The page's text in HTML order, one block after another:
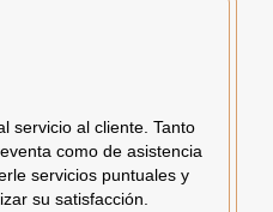
servicio al cliente. Tanto
como de asistencia
servicios puntuales y
su satisfacción.